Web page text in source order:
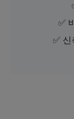
✅
✅